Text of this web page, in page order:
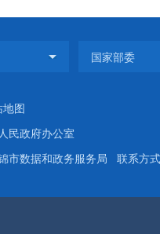
地图
人民政府办公室
市数据和政务服务局 联系方